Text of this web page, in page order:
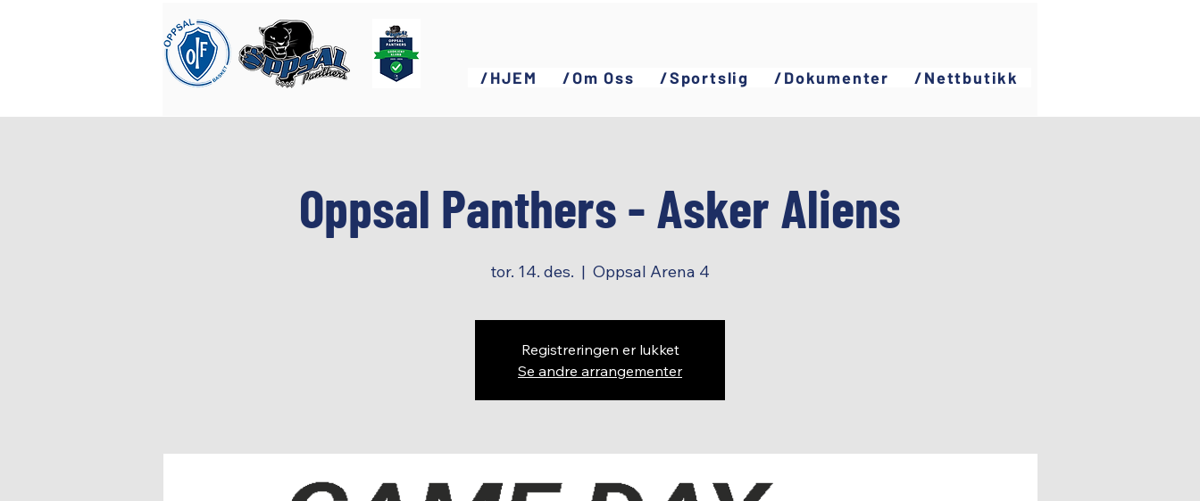
/HJEM /Om Oss /Sportslig /Dokumenter /Nettbutikk
Oppsal Panthers - Asker Aliens
tor. 14. des.
  |
Oppsal Arena 4
Registreringen er lukket
Se andre arrangementer